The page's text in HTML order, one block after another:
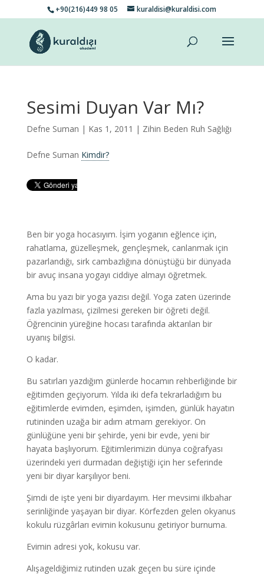
+90(216)449 98 05 kuraldisi@kuraldisi.com
Sesimi Duyan Var Mı?
Defne Suman | Kas 1, 2011 | Zihin Beden Ruh Sağlığı
Defne Suman Kimdir?
Ben bir yoga hocasıyım. İşim yoganın eğlence için,
rahatlama, güzelleşmek, gençleşmek, canlanmak için
pazarlandığı, sirk cambazlığına dönüştüğü bir dünyada
bir avuç insana yogayı ciddiye almayı öğretmek.
Ama bu yazı bir yoga yazısı değil. Yoga zaten üzerinde
fazla yazılması, çizilmesi gereken bir öğreti değil.
Öğrencinin yüreğine hocası tarafında aktarılan bir
uyanış bilgisi.
O kadar.
Bu satırları yazdığım günlerde hocamın rehberliğinde bir
eğitimden geçiyorum. Yılda iki defa tekrarladığım bu
eğitimlerde evimden, eşimden, işimden, günlük hayatın
rutininden uzağa bir adım atmam gerekiyor. On
günlüğüne yeni bir şehirde, yeni bir evde, yeni bir
hayata başlıyorum. Eğitimlerimizin dünya coğrafyası
üzerindeki yeri durmadan değiştiği için her seferinde
yeni bir diyar karşılıyor beni.
Şimdi de işte yeni bir diyardayım. Her mevsimi ilkbahar
serinliğinde yaşayan bir diyar. Körfezden gelen okyanus
kokulu rüzgârları evimin kokusunu getiriyor burnuma.
Evimin adresi yok, kokusu var.
Alışageldiğimiz rutinden uzak geçen bu süre içinde